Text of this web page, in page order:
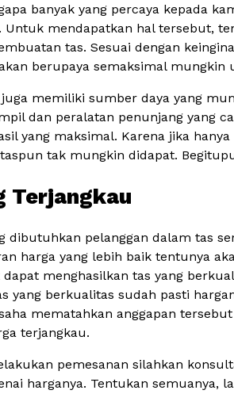
banyak yang percaya kepada
mendapatkan hal tersebut,
tas. Sesuai dengan
berupaya semaksimal mungkin
juga memiliki sumber daya yang
dan peralatan penunjang yang
yang maksimal. Karena jika
tak mungkin didapat.
Terjangkau
dibutuhkan pelanggan dalam tas
harga yang lebih baik tentunya
menghasilkan tas yang
yang berkualitas sudah pasti
mematahkan anggapan
terjangkau.
pemesanan silahkan
harganya. Tentukan semuanya,